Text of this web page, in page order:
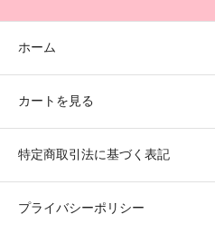
ホーム
カートを見る
特定商取引法に基づく表記
プライバシーポリシー